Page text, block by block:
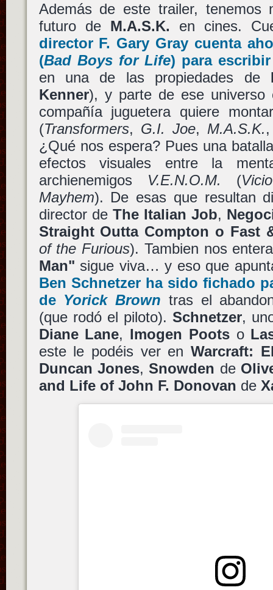
Además de este trailer, tenemos
futuro de M.A.S.K. en cines.
director F. Gary Gray cuenta
(Bad Boys for Life) para
en una de las propiedades de
Kenner), y parte de ese universo
compañía juguetera quiere
(Transformers, G.I. Joe, M.A.S.K.
¿Qué nos espera? Pues una
efectos visuales entre la
archienemigos V.E.N.O.M. (
Mayhem). De esas que resultan
director de The Italian Job,
Straight Outta Compton o Fast
of the Furious). Tambien nos
Man" sigue viva… y eso que
Ben Schnetzerha sido fichado
de Yorick Brown tras el
(que rodó el piloto). Schnetzer,
Diane Lane, Imogen Pootso
este le podéis ver en Warcraft:
Duncan Jones,Snowden de
and Life of John F. Donovan de